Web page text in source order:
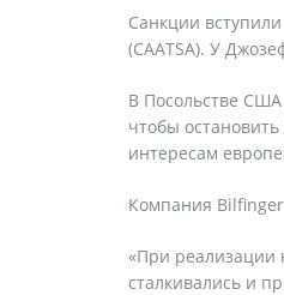
Санкции
(CAATSA). У
В Посольстве
чтобы
интересам
Компания
«При реализации
сталкивались и